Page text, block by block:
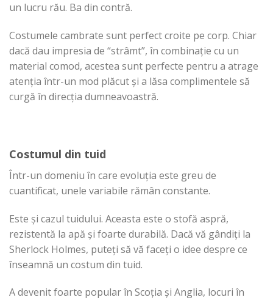
un lucru rău. Ba din contră.
Costumele cambrate sunt perfect croite pe corp. Chiar
dacă dau impresia de “strâmt”, în combinație cu un
material comod, acestea sunt perfecte pentru a atrage
atenția într-un mod plăcut și a lăsa complimentele să
curgă în direcția dumneavoastră.
Costumul din tuid
Într-un domeniu în care evoluția este greu de
cuantificat, unele variabile rămân constante.
Este și cazul tuidului. Aceasta este o stofă aspră,
rezistentă la apă și foarte durabilă. Dacă vă gândiți la
Sherlock Holmes, puteți să vă faceți o idee despre ce
înseamnă un costum din tuid.
A devenit foarte popular în Scoția și Anglia, locuri în